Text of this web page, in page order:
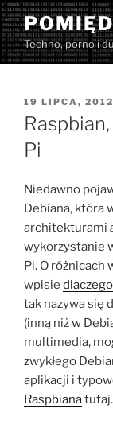
Przejdź
do
treściTechno, porno i
OPUBLIKOWANE
W
19 LIPCA, 2012
Pi
Niedawno
Debiana, która
architekturami
wykorzystanie
Pi. O różnicach
wpisie
tak nazywa się
(inną niż w
multimedia,
zwykłego
aplikacji i
Raspbianatutaj.